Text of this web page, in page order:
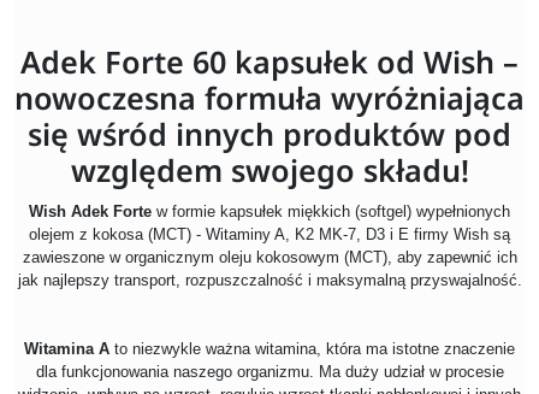
Adek Forte 60 kapsułek od Wish –
nowoczesna formuła wyróżniająca
się wśród innych produktów pod
względem swojego składu!
Wish Adek Forte w formie kapsułek miękkich (softgel) wypełnionych
olejem z kokosa (MCT) - Witaminy A, K2 MK-7, D3 i E firmy Wish są
zawieszone w organicznym oleju kokosowym (MCT), aby zapewnić ich
jak najlepszy transport, rozpuszczalność i maksymalną przyswajalność.
Witamina A to niezwykle ważna witamina, która ma istotne znaczenie
dla funkcjonowania naszego organizmu. Ma duży udział w procesie